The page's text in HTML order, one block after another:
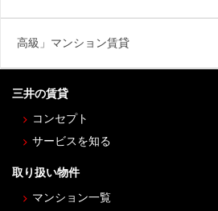
高級」マンション賃貸
三井の賃貸
コンセプト
サービスを知る
取り扱い物件
マンション一覧